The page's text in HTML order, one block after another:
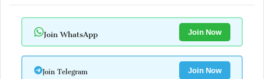
Join WhatsApp Join Now
Join Telegram Join Now